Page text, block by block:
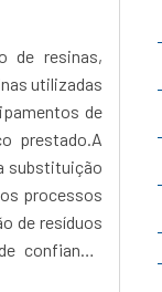
de resinas,
utilizadas
de
prestado.A
substituição
processos
de resíduos
confiança,
serviços.